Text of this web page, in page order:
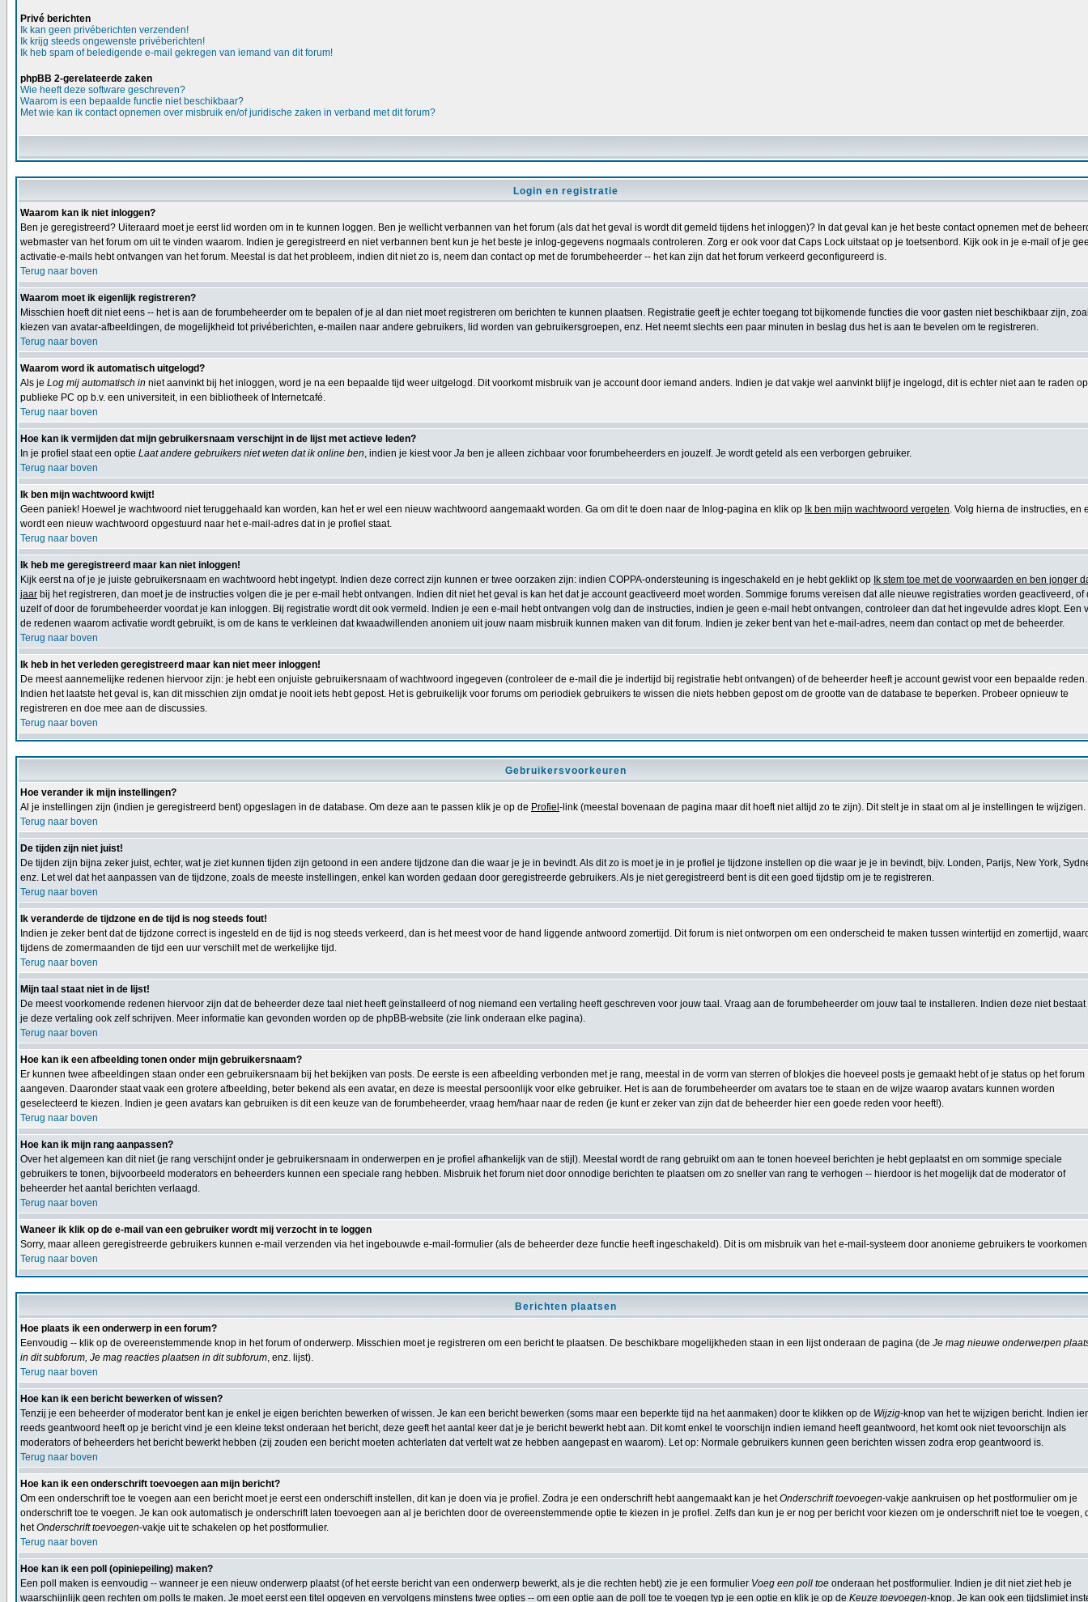
Privé berichten
Ik kan geen privéberichten verzenden!
Ik krijg steeds ongewenste privéberichten!
Ik heb spam of beledigende e-mail gekregen van iemand van dit forum!
phpBB 2-gerelateerde zaken
Wie heeft deze software geschreven?
Waarom is een bepaalde functie niet beschikbaar?
Met wie kan ik contact opnemen over misbruik en/of juridische zaken in verband met dit forum?
Login en registratie
Waarom kan ik niet inloggen?
Ben je geregistreerd? Uiteraard moet je eerst lid worden om in te kunnen loggen. Ben je wellicht verbannen van het forum (als dat het geval is wordt dit gemeld tijdens het inloggen)? In dat geval kan je het beste contact opnemen met de
webmaster van het forum om uit te vinden waarom. Indien je geregistreerd en niet verbannen bent kun je het beste je inlog-gegevens nogmaals controleren. Zorg er ook voor dat Caps Lock uitstaat op je toetsenbord. Kijk ook in je e-mail of je
activatie-e-mails hebt ontvangen van het forum. Meestal is dat het probleem, indien dit niet zo is, neem dan contact op met de forumbeheerder -- het kan zijn dat het forum verkeerd geconfigureerd is.
Terug naar boven
Waarom moet ik eigenlijk registreren?
Misschien hoeft dit niet eens -- het is aan de forumbeheerder om te bepalen of je al dan niet moet registreren om berichten te kunnen plaatsen. Registratie geeft je echter toegang tot bijkomende functies die voor gasten niet beschikbaar zijn,
kiezen van avatar-afbeeldingen, de mogelijkheid tot privéberichten, e-mailen naar andere gebruikers, lid worden van gebruikersgroepen, enz. Het neemt slechts een paar minuten in beslag dus het is aan te bevelen om te registreren.
Terug naar boven
Waarom word ik automatisch uitgelogd?
Als je Log mij automatisch in niet aanvinkt bij het inloggen, word je na een bepaalde tijd weer uitgelogd. Dit voorkomt misbruik van je account door iemand anders. Indien je dat vakje wel aanvinkt blijf je ingelogd, dit is echter niet aan te raden
publieke PC op b.v. een universiteit, in een bibliotheek of Internetcafé.
Terug naar boven
Hoe kan ik vermijden dat mijn gebruikersnaam verschijnt in de lijst met actieve leden?
In je profiel staat een optie Laat andere gebruikers niet weten dat ik online ben, indien je kiest voor Ja ben je alleen zichbaar voor forumbeheerders en jouzelf. Je wordt geteld als een verborgen gebruiker.
Terug naar boven
Ik ben mijn wachtwoord kwijt!
Geen paniek! Hoewel je wachtwoord niet teruggehaald kan worden, kan het er wel een nieuw wachtwoord aangemaakt worden. Ga om dit te doen naar de Inlog-pagina en klik op Ik ben mijn wachtwoord vergeten. Volg hierna de instructies, en
wordt een nieuw wachtwoord opgestuurd naar het e-mail-adres dat in je profiel staat.
Terug naar boven
Ik heb me geregistreerd maar kan niet inloggen!
Kijk eerst na of je je juiste gebruikersnaam en wachtwoord hebt ingetypt. Indien deze correct zijn kunnen er twee oorzaken zijn: indien COPPA-ondersteuning is ingeschakeld en je hebt geklikt op Ik stem toe met de voorwaarden en ben jonger
jaar bij het registreren, dan moet je de instructies volgen die je per e-mail hebt ontvangen. Indien dit niet het geval is kan het dat je account geactiveerd moet worden. Sommige forums vereisen dat alle nieuwe registraties worden geactiveerd, of
uzelf of door de forumbeheerder voordat je kan inloggen. Bij registratie wordt dit ook vermeld. Indien je een e-mail hebt ontvangen volg dan de instructies, indien je geen e-mail hebt ontvangen, controleer dan dat het ingevulde adres klopt. Een
de redenen waarom activatie wordt gebruikt, is om de kans te verkleinen dat kwaadwillenden anoniem uit jouw naam misbruik kunnen maken van dit forum. Indien je zeker bent van het e-mail-adres, neem dan contact op met de beheerder.
Terug naar boven
Ik heb in het verleden geregistreerd maar kan niet meer inloggen!
De meest aannemelijke redenen hiervoor zijn: je hebt een onjuiste gebruikersnaam of wachtwoord ingegeven (controleer de e-mail die je indertijd bij registratie hebt ontvangen) of de beheerder heeft je account gewist voor een bepaalde reden.
Indien het laatste het geval is, kan dit misschien zijn omdat je nooit iets hebt gepost. Het is gebruikelijk voor forums om periodiek gebruikers te wissen die niets hebben gepost om de grootte van de database te beperken. Probeer opnieuw te
registreren en doe mee aan de discussies.
Terug naar boven
Gebruikersvoorkeuren
Hoe verander ik mijn instellingen?
Al je instellingen zijn (indien je geregistreerd bent) opgeslagen in de database. Om deze aan te passen klik je op de Profiel -link (meestal bovenaan de pagina maar dit hoeft niet altijd zo te zijn). Dit stelt je in staat om al je instellingen te wijzigen.
Terug naar boven
De tijden zijn niet juist!
De tijden zijn bijna zeker juist, echter, wat je ziet kunnen tijden zijn getoond in een andere tijdzone dan die waar je je in bevindt. Als dit zo is moet je in je profiel je tijdzone instellen op die waar je je in bevindt, bijv. Londen, Parijs, New York,
enz. Let wel dat het aanpassen van de tijdzone, zoals de meeste instellingen, enkel kan worden gedaan door geregistreerde gebruikers. Als je niet geregistreerd bent is dit een goed tijdstip om je te registreren.
Terug naar boven
Ik veranderde de tijdzone en de tijd is nog steeds fout!
Indien je zeker bent dat de tijdzone correct is ingesteld en de tijd is nog steeds verkeerd, dan is het meest voor de hand liggende antwoord zomertijd. Dit forum is niet ontworpen om een onderscheid te maken tussen wintertijd en zomertijd,
tijdens de zomermaanden de tijd een uur verschilt met de werkelijke tijd.
Terug naar boven
Mijn taal staat niet in de lijst!
De meest voorkomende redenen hiervoor zijn dat de beheerder deze taal niet heeft geïnstalleerd of nog niemand een vertaling heeft geschreven voor jouw taal. Vraag aan de forumbeheerder om jouw taal te installeren. Indien deze niet bestaat
je deze vertaling ook zelf schrijven. Meer informatie kan gevonden worden op de phpBB-website (zie link onderaan elke pagina).
Terug naar boven
Hoe kan ik een afbeelding tonen onder mijn gebruikersnaam?
Er kunnen twee afbeeldingen staan onder een gebruikersnaam bij het bekijken van posts. De eerste is een afbeelding verbonden met je rang, meestal in de vorm van sterren of blokjes die hoeveel posts je gemaakt hebt of je status op het forum
aangeven. Daaronder staat vaak een grotere afbeelding, beter bekend als een avatar, en deze is meestal persoonlijk voor elke gebruiker. Het is aan de forumbeheerder om avatars toe te staan en de wijze waarop avatars kunnen worden
geselecteerd te kiezen. Indien je geen avatars kan gebruiken is dit een keuze van de forumbeheerder, vraag hem/haar naar de reden (je kunt er zeker van zijn dat de beheerder hier een goede reden voor heeft!).
Terug naar boven
Hoe kan ik mijn rang aanpassen?
Over het algemeen kan dit niet (je rang verschijnt onder je gebruikersnaam in onderwerpen en je profiel afhankelijk van de stijl). Meestal wordt de rang gebruikt om aan te tonen hoeveel berichten je hebt geplaatst en om sommige speciale
gebruikers te tonen, bijvoorbeeld moderators en beheerders kunnen een speciale rang hebben. Misbruik het forum niet door onnodige berichten te plaatsen om zo sneller van rang te verhogen -- hierdoor is het mogelijk dat de moderator of
beheerder het aantal berichten verlaagd.
Terug naar boven
Waneer ik klik op de e-mail van een gebruiker wordt mij verzocht in te loggen
Sorry, maar alleen geregistreerde gebruikers kunnen e-mail verzenden via het ingebouwde e-mail-formulier (als de beheerder deze functie heeft ingeschakeld). Dit is om misbruik van het e-mail-systeem door anonieme gebruikers te
Terug naar boven
Berichten plaatsen
Hoe plaats ik een onderwerp in een forum?
Eenvoudig -- klik op de overeenstemmende knop in het forum of onderwerp. Misschien moet je registreren om een bericht te plaatsen. De beschikbare mogelijkheden staan in een lijst onderaan de pagina (de Je mag nieuwe onderwerpen
in dit subforum, Je mag reacties plaatsen in dit subforum, enz. lijst).
Terug naar boven
Hoe kan ik een bericht bewerken of wissen?
Tenzij je een beheerder of moderator bent kan je enkel je eigen berichten bewerken of wissen. Je kan een bericht bewerken (soms maar een beperkte tijd na het aanmaken) door te klikken op de Wijzig-knop van het te wijzigen bericht. Indien
reeds geantwoord heeft op je bericht vind je een kleine tekst onderaan het bericht, deze geeft het aantal keer dat je je bericht bewerkt hebt aan. Dit komt enkel te voorschijn indien iemand heeft geantwoord, het komt ook niet tevoorschijn als
moderators of beheerders het bericht bewerkt hebben (zij zouden een bericht moeten achterlaten dat vertelt wat ze hebben aangepast en waarom). Let op: Normale gebruikers kunnen geen berichten wissen zodra erop geantwoord is.
Terug naar boven
Hoe kan ik een onderschrift toevoegen aan mijn bericht?
Om een onderschrift toe te voegen aan een bericht moet je eerst een onderschift instellen, dit kan je doen via je profiel. Zodra je een onderschrift hebt aangemaakt kan je hetOnderschrift toevoegen-vakje aankruisen op het postformulier om je
onderschrift toe te voegen. Je kan ook automatisch je onderschrift laten toevoegen aan al je berichten door de overeenstemmende optie te kiezen in je profiel. Zelfs dan kun je er nog per bericht voor kiezen om je onderschrift niet toe te voegen,
hetOnderschrift toevoegen-vakje uit te schakelen op het postformulier.
Terug naar boven
Hoe kan ik een poll (opiniepeiling) maken?
Een poll maken is eenvoudig -- wanneer je een nieuw onderwerp plaatst (of het eerste bericht van een onderwerp bewerkt, als je die rechten hebt) zie je een formulier Voeg een poll toe onderaan het postformulier. Indien je dit niet ziet heb je
waarschijnlijk geen rechten om polls te maken. Je moet eerst een titel opgeven en vervolgens minstens twee opties -- om een optie aan de poll toe te voegen typ je een optie en klik je op de Keuze toevoegen-knop. Je kan ook een tijdslimiet